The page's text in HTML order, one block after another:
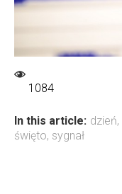
1084
In this article: dzień,
święto, sygnał